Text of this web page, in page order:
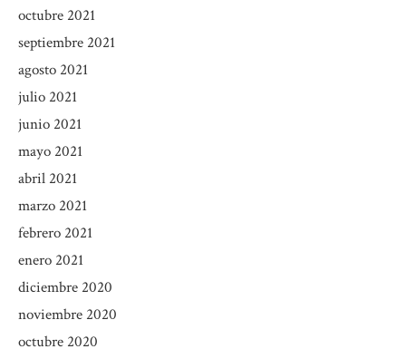
octubre 2021
septiembre 2021
agosto 2021
julio 2021
junio 2021
mayo 2021
abril 2021
marzo 2021
febrero 2021
enero 2021
diciembre 2020
noviembre 2020
octubre 2020